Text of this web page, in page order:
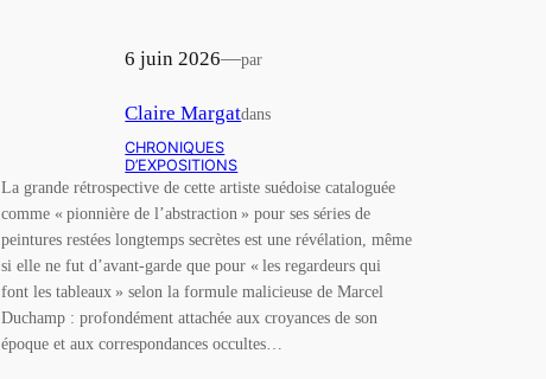
6 juin 2026—par
Claire Margatdans
CHRONIQUES
D’EXPOSITIONS
La grande rétrospective de cette artiste suédoise cataloguée
comme « pionnière de l’abstraction » pour ses séries de
peintures restées longtemps secrètes est une révélation, même
si elle ne fut d’avant-garde que pour « les regardeurs qui
font les tableaux » selon la formule malicieuse de Marcel
Duchamp : profondément attachée aux croyances de son
époque et aux correspondances occultes…